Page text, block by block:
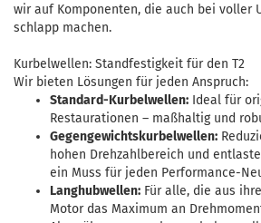
wir auf Komponenten, die auch bei voller
schlapp machen.
Kurbelwellen: Standfestigkeit für den T2
Wir bieten Lösungen für jeden Anspruch:
Standard-Kurbelwellen: Ideal für
Restaurationen – maßhaltig und
Gegengewichtskurbelwellen:
hohen Drehzahlbereich und
ein Muss für jeden Performance-
Langhubwellen: Für alle, die aus
Motor das Maximum an